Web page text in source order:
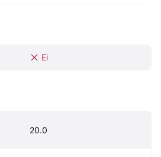
Ei
20.0